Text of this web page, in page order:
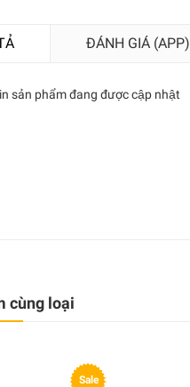
ĐÁNH GIÁ (APP)
sản phẩm đang được cập nhật
cùng loại
Sale